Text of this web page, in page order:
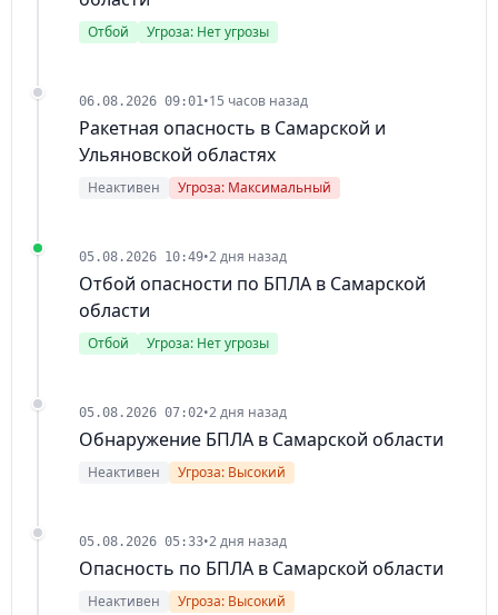
Отбой Угроза: Нет угрозы
06.08.2026 09:01•15 часов назад
Ракетная опасность в Самарской и
Ульяновской областях
Неактивен Угроза: Максимальный
05.08.2026 10:49•2 дня назад
Отбой опасности по БПЛА в Самарской
области
Отбой Угроза: Нет угрозы
05.08.2026 07:02•2 дня назад
Обнаружение БПЛА в Самарской области
Неактивен Угроза: Высокий
05.08.2026 05:33•2 дня назад
Опасность по БПЛА в Самарской области
Неактивен Угроза: Высокий